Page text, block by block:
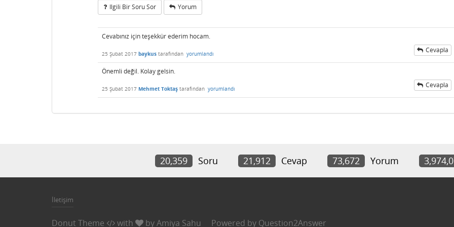
Ilgili Bir Soru Sor Yorum
Cevabınız için teşekkür ederim hocam.
25 Şubat 2017 baykus tarafından yorumlandı Cevapla
Önemli değil. Kolay gelsin.
25 Şubat 2017 Mehmet Toktaş tarafından yorumlandı Cevapla
20,359 Soru 21,912 Cevap 73,672 Yorum
İletişim
Donut Theme with byAmiya Sahu Powered by Question2Answer